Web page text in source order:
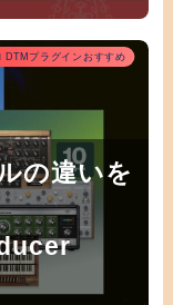
DTMプラグインおすすめ
の違いを